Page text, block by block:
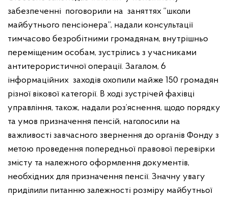
забезпеченні поговорили на заняттях “школи
майбутнього пенсіонера”, надали консультації
тимчасово безробітними громадянам, внутрішньо
переміщеним особам, зустрілись з учасниками
антитерористичної операції. Загалом, 6
інформаційних заходів охопили майже 150 громадян
різної вікової категорії. В ході зустрічей фахівці
управління, також, надали роз’яснення, щодо порядку
та умов призначення пенсій, наголосили на
важливості завчасного звернення до органів Фонду з
метою проведення попередньої правової перевірки
змісту та належного оформлення документів,
необхідних для призначення пенсії. Значну увагу
приділили питанню залежності розміру майбутньої